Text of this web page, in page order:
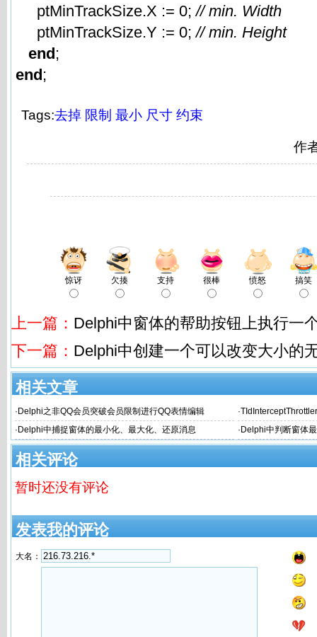
ptMinTrackSize.X := 0;// min. Width
ptMinTrackSize.Y := 0;// min. Height
end;
end;
Tags:去掉 限制 最小 尺寸 约束
作
惊讶 欠揍 支持 很棒 愤怒 搞笑
上一篇： Delphi中窗体的帮助按钮上执行一
下一篇： Delphi中创建一个可以改变大小的
相关文章
· Delphi之非QQ会员突破会员限制进行QQ表情编辑 ·
· Delphi中捕捉窗体的最小化、最大化、还原消息 · Delphi中判断窗体
相关评论
暂时还没有评论
发表我的评论
大名：